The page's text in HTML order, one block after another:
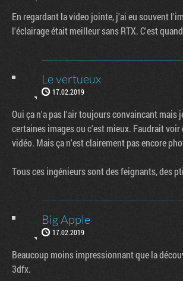
En regardant la video jointe, j'ai eu souvent
l'éclairage était meilleur sans RTX. C'est
Le vertueux
17.02.2019
Oui ça n'a pas l'air toujours convaincant mais
certaines images ou c'est mieux. Faudrait voir
vidéo. Mais ça n'est clairement pas encore
Tous ces ingénieurs sont des feignants, des
Big Apple
17.02.2019
Beaucoup moins impressionnant que la
3dfx.